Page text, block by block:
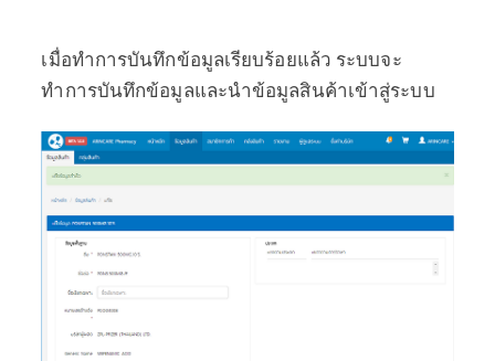
เมื่อทำการบันทึกข้อมูลเรียบร้อยแล้ว ระบบจะ
ทำการบันทึกข้อมูลและนำข้อมูลสินค้าเข้าสู่ระบบ